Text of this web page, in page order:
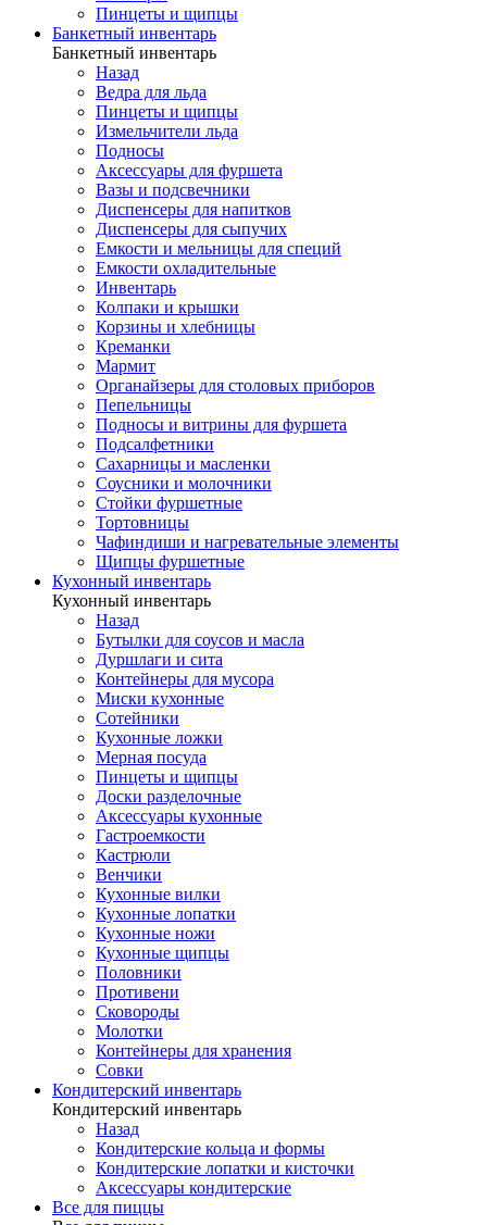
Пинцеты и щипцы
Банкетный инвентарь
Банкетный инвентарь
Назад
Ведра для льда
Пинцеты и щипцы
Измельчители льда
Подносы
Аксессуары для фуршета
Вазы и подсвечники
Диспенсеры для напитков
Диспенсеры для сыпучих
Емкости и мельницы для специй
Емкости охладительные
Инвентарь
Колпаки и крышки
Корзины и хлебницы
Креманки
Мармит
Органайзеры для столовых приборов
Пепельницы
Подносы и витрины для фуршета
Подсалфетники
Сахарницы и масленки
Соусники и молочники
Стойки фуршетные
Тортовницы
Чафиндиши и нагревательные элементы
Щипцы фуршетные
Кухонный инвентарь
Кухонный инвентарь
Назад
Бутылки для соусов и масла
Дуршлаги и сита
Контейнеры для мусора
Миски кухонные
Сотейники
Кухонные ложки
Мерная посуда
Пинцеты и щипцы
Доски разделочные
Аксессуары кухонные
Гастроемкости
Кастрюли
Венчики
Кухонные вилки
Кухонные лопатки
Кухонные ножи
Кухонные щипцы
Половники
Противени
Сковороды
Молотки
Контейнеры для хранения
Совки
Кондитерский инвентарь
Кондитерский инвентарь
Назад
Кондитерские кольца и формы
Кондитерские лопатки и кисточки
Аксессуары кондитерские
Все для пиццы